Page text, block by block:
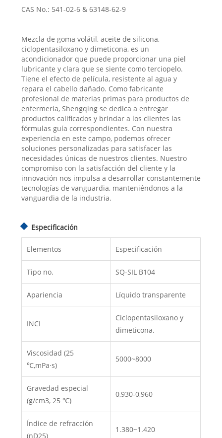
CAS No.: 541-02-6 & 63148-62-9
Mezcla de goma volátil, aceite de silicona,
ciclopentasiloxano y dimeticona, es un
acondicionador que puede proporcionar una piel
lubricante y clara que se siente como terciopelo.
Tiene el efecto de película, resistente al agua y
repara el cabello dañado. Como fabricante
profesional de materias primas para productos de
enfermería, Shengqing se dedica a entregar
productos calificados y brindar a los clientes las
fórmulas guía correspondientes. Con nuestra
experiencia en este campo, podemos ofrecer
soluciones personalizadas para satisfacer las
necesidades únicas de nuestros clientes. Nuestro
compromiso con la satisfacción del cliente y la
innovación nos impulsa a desarrollar constantemente
tecnologías de vanguardia, manteniéndonos a la
vanguardia de la industria.
Especificación
Elementos Especificación
Tipo no. SQ-SIL B104
Apariencia Líquido transparente
INCI
Ciclopentasiloxano y
dimeticona.
Viscosidad (25
℃,mPa·s)
5000~8000
Gravedad especial
(g/cm3, 25 ℃)
0,930-0,960
Índice de refracción
(nD25)
1.380~1.420